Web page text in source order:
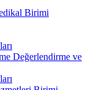
Birimi
Değerlendirme ve